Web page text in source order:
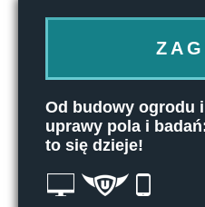
Od budowy ogrodu
uprawy pola i
to się dzieje!